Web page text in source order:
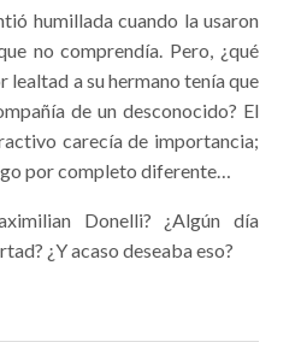
humillada cuando la usaron
no comprendía. Pero, ¿qué
lealtad a su hermano tenía que
de un desconocido? El
carecía de importancia;
por completo diferente…
Donelli? ¿Algún día
¿Y acaso deseaba eso?